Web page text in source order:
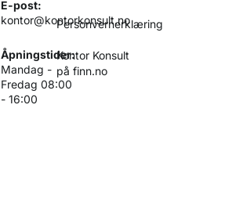
E-post:
kontor@kontorkonsult.no
Åpningstider:
Mandag -
Fredag 08:00
- 16:00
Personvernerklæring
Kontor Konsult
på finn.no